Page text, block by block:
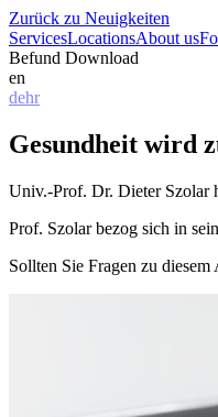
Zurück zu Neuigkeiten
ServicesLocationsAbout us
Befund Download
en
dehr
Gesundheit wird
Univ.-Prof. Dr. Dieter Szolar
Prof. Szolar bezog sich in
Sollten Sie Fragen zu